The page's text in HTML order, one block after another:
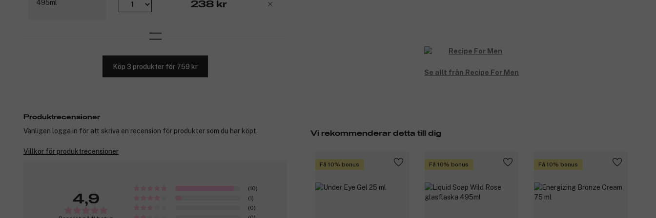
238 kr
Köp 3 produkter för 759 kr
Se allt från Recipe For Men
Vi rekommenderar detta till dig
Få 10% bonus Få 10% bonus Få 10% bonus
Produktrecensioner
Vänligen logga in för att skriva en recension för produkter som du har köpt.
Villkor för produktrecensioner
4,9
(10)
(1)
(0)